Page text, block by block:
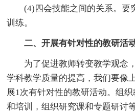
(4)四会技能之间的关系。要
训练。
二、开展有针对性的教研活
为了促进教师转变教学观念
学科教学质量的提高，我们要像
展1次有针对性的教研活动。组
和培训，组织研究课和专题研讨